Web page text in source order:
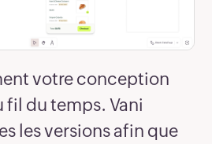
votre conception
fil du temps. Vani
les versions afin que